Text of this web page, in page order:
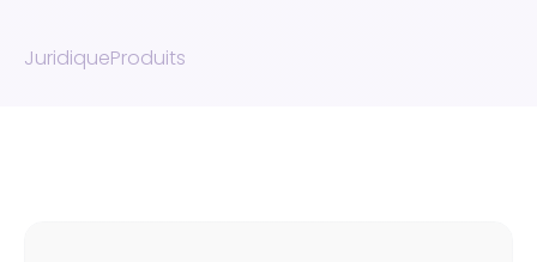
JuridiqueProduits